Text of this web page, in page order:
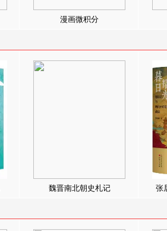
漫画微积分
魏晋南北朝史札记 张